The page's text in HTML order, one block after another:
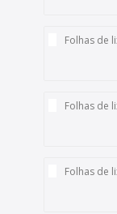
Folhas de
Folhas de
Folhas de